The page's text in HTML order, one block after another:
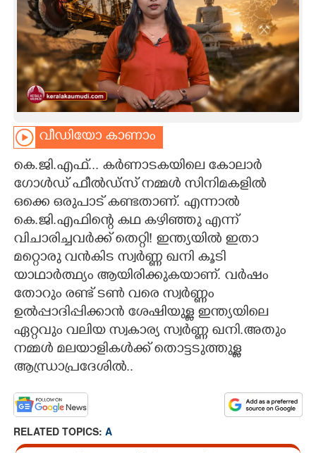
INFO+
ART
ASTRO
CARTOONS
LITERATURE
ZOOM
CONTACT US
വീഡിയോ കാണാം
കെ.ജി.എഫ്... കർണാടകയിലെ കോലാർ
ഗോൾഡ് ഫീൽഡ്സ് നമ്മൾ സിനിമകളിൽ
ഒക്കെ ഒരുപാട് കണ്ടതാണ്. എന്നാൽ
കെ.ജി.എഫിന്റെ കഥ കഴിഞ്ഞു എന്ന്
വിചാരിച്ചവർക്ക് തെറ്റി! ഇന്ത്യയിൽ ഇതാ
മറ്റൊരു വൻകിട സ്വർണ്ണ ഖനി കൂടി
യാഥാർത്ഥ്യം ആയിരിക്കുകയാണ്. വർഷം
തോറും രണ്ട് ടൺ വരെ സ്വർണ്ണം
ഉൽപ്പാദിപ്പിക്കാൻ ശേഷിയുള്ള ഇന്ത്യയിലെ
ഏറ്റവും വലിയ സ്വകാര്യ സ്വർണ്ണ ഖനി.അതും
നമ്മൾ മലയാളികൾക്ക് തൊട്ടടുത്തുള്ള
ആന്ധ്രാപ്രദേശിൽ..
RELATED TOPICS: A